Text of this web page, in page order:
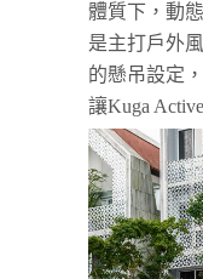
體質下，動
是主打戶外
的懸吊設定
讓Kuga